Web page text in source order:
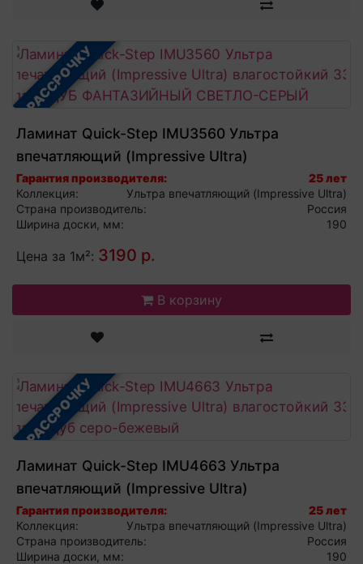
В РАССРОЧКУ
Ламинат Quick-Step IMU3560 Ультра
впечатляющий (Impressive Ultra)
влагостойкий 33 класс ДУБ ФАНТАЗИЙНЫЙ
СВЕТЛО-СЕРЫЙ
Гарантия производителя:
25 лет
Коллекция:
Ультра впечатляющий (Impressive Ultra)
Страна производитель:
Россия
Ширина доски, мм:
190
Цена за 1м²: 3190 р.
В корзину
В РАССРОЧКУ
Ламинат Quick-Step IMU4663 Ультра
впечатляющий (Impressive Ultra)
влагостойкий 33 класс Дуб серо-бежевый
Гарантия производителя:
25 лет
Коллекция:
Ультра впечатляющий (Impressive Ultra)
Страна производитель:
Россия
Ширина доски, мм:
190